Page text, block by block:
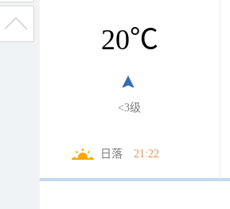
20℃
<3级
日落 21:22